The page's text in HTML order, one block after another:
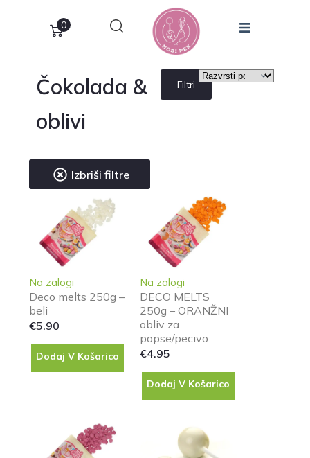
0
Čokolada &
oblivi
Filtri
Izbriši filtre
Na zalogi
Deco melts 250g –
beli
€5.90
Dodaj V Košarico
Na zalogi
DECO MELTS
250g – ORANŽNI
obliv za
popse/pecivo
€4.95
Dodaj V Košarico